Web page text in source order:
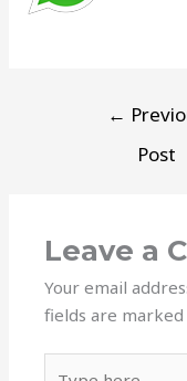
←
Post
Leave a
Your email
fields are